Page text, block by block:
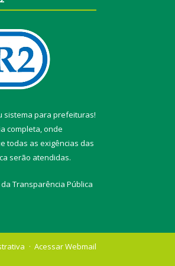
sistema para prefeituras!
completa, onde
todas as exigências das
serão atendidas.
Transparência Pública
Acessar Webmail